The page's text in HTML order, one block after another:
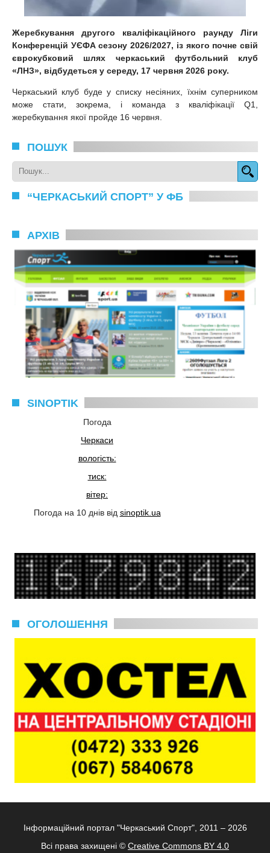
Жеребкування другого кваліфікаційного раунду Ліги
Конференцій УЄФА сезону 2026/2027, із якого почне свій
єврокубковий шлях черкаський футбольний клуб
«ЛНЗ», відбудеться у середу, 17 червня 2026 року.
Черкаський клуб буде у списку несіяних, їхнім суперником
може стати, зокрема, і команда з кваліфікації Q1,
жеребкування якої пройде 16 червня.
ПОШУК
“ЧЕРКАСЬКИЙ СПОРТ” У ФБ
АРХІВ
SINOPTIK
Погода
Черкаси
вологість:
тиск:
вітер:
Погода на 10 днів від sinoptik.ua
ОГОЛОШЕННЯ
Інформаційний портал "Черкаський Спорт", 2011 – 2026
Всі права захищені © Creative Commons BY 4.0